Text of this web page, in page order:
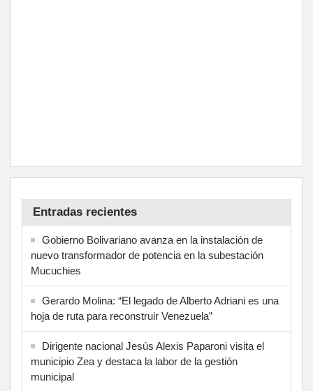
Entradas recientes
Gobierno Bolivariano avanza en la instalación de
nuevo transformador de potencia en la subestación
Mucuchies
Gerardo Molina: “El legado de Alberto Adriani es una
hoja de ruta para reconstruir Venezuela”
Dirigente nacional Jesús Alexis Paparoni visita el
municipio Zea y destaca la labor de la gestión
municipal